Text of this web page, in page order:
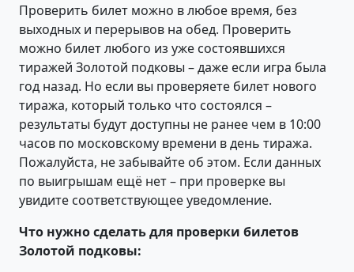
Проверить билет можно в любое время, без
выходных и перерывов на обед. Проверить
можно билет любого из уже состоявшихся
тиражей Золотой подковы – даже если игра была
год назад. Но если вы проверяете билет нового
тиража, который только что состоялся –
результаты будут доступны не ранее чем в 10:00
часов по московскому времени в день тиража.
Пожалуйста, не забывайте об этом. Если данных
по выигрышам ещё нет – при проверке вы
увидите соответствующее уведомление.
Что нужно сделать для проверки билетов
Золотой подковы: